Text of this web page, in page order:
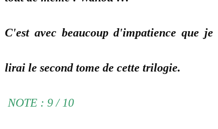
C'est avec beaucoup d'impatience que je
lirai le second tome de cette trilogie.
NOTE : 9 / 10